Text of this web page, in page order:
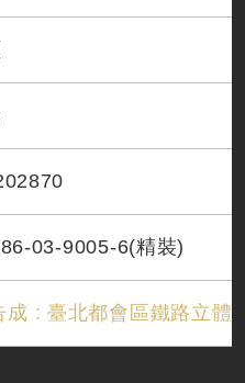
03-9005-6(精裝)
成 : 臺北都會區鐵路立體